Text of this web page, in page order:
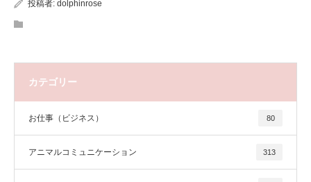
投稿者: dolphinrose
カテゴリー
お仕事（ビジネス） 80
アニマルコミュニケーション 313